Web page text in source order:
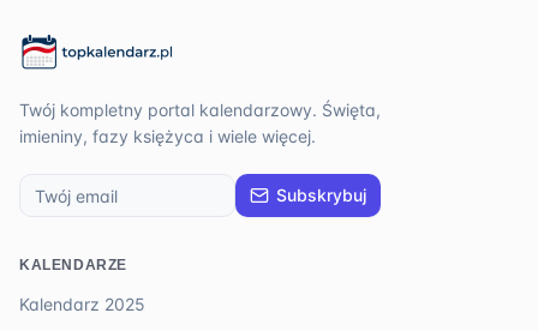
Twój kompletny portal kalendarzowy. Święta,
imieniny, fazy księżyca i wiele więcej.
Subskrybuj
KALENDARZE
Kalendarz 2025